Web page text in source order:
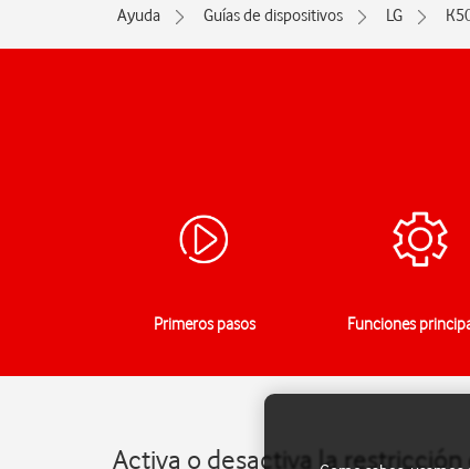
Ayuda Guías de dispositivos LG
Primeros pasos Funciones
Activa o desactiva la restricción